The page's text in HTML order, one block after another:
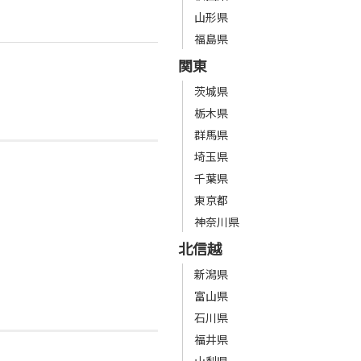
山形県
福島県
関東
茨城県
栃木県
群馬県
埼玉県
千葉県
東京都
神奈川県
北信越
新潟県
富山県
石川県
福井県